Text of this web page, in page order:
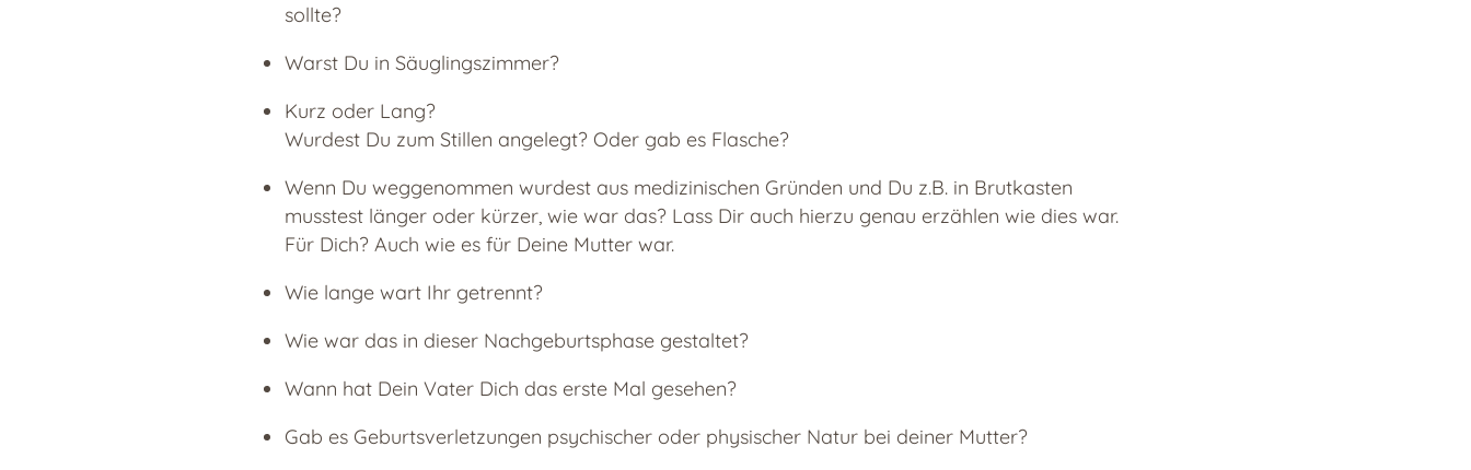
sollte?
Warst Du in Säuglingszimmer?
Kurz oder Lang?
Wurdest Du zum Stillen angelegt? Oder gab es Flasche?
Wenn Du weggenommen wurdest aus medizinischen Gründen und Du z.B. in Brutkasten
musstest länger oder kürzer, wie war das? Lass Dir auch hierzu genau erzählen wie dies war.
Für Dich? Auch wie es für Deine Mutter war.
Wie lange wart Ihr getrennt?
Wie war das in dieser Nachgeburtsphase gestaltet?
Wann hat Dein Vater Dich das erste Mal gesehen?
Gab es Geburtsverletzungen psychischer oder physischer Natur bei deiner Mutter?